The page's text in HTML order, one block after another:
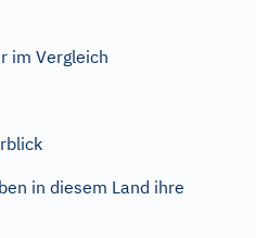
im Vergleich
in diesem Land ihre